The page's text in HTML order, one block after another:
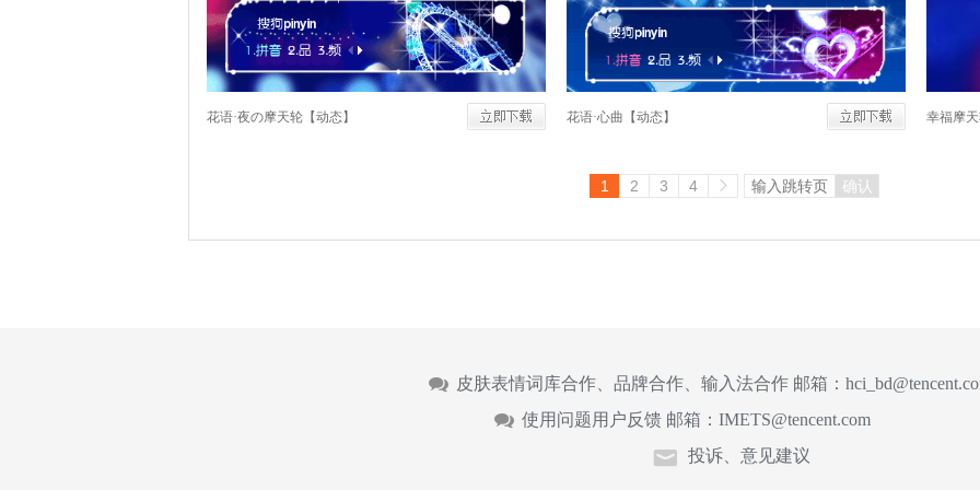
花语·夜の摩天轮【动态】 花语·心曲【动态】 幸福摩
1 2 3 4 确认
皮肤表情词库合作、品牌合作、输入法合作 邮箱：
使用问题用户反馈 邮箱： IMETS@tencent.com
投诉、意见建议